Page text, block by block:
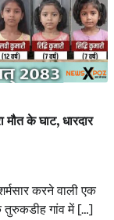
मौत के घाट, धारदार
करने वाली एक
तुरुकडीह गांव में […]